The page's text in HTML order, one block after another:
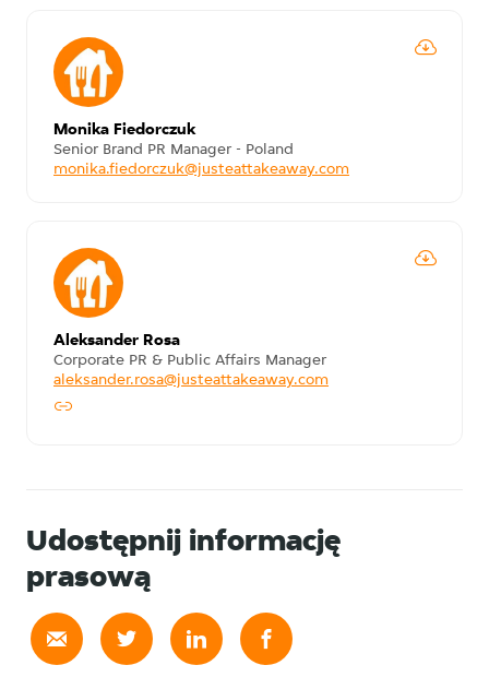
Monika Fiedorczuk
Senior Brand PR Manager - Poland
monika.fiedorczuk@justeattakeaway.com
Aleksander Rosa
Corporate PR & Public Affairs Manager
aleksander.rosa@justeattakeaway.com
Udostępnij informację
prasową